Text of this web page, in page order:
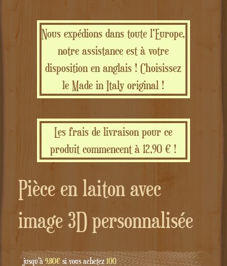
Nous expédions dans toute l'Europe,
notre assistance est à votre
disposition en anglais ! Choisissez
le Made in Italy original !
Les frais de livraison pour ce
produit commencent à 12,90 € !
Pièce en laiton avec
image 3D personnalisée
jusqu'à9.80€si vous achetez100